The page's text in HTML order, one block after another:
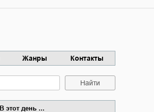
Жанры Контакты
Найти
В этот день ...